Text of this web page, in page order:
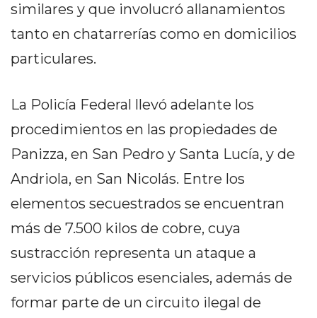
DEL
TAPA
DIA
DIARIO
DEPORTIVO
GRUPO
MEDIOS
INFOPBA
PUBLICITÁ
similares y que involucró allanamientos
tanto en chatarrerías como en domicilios
particulares.
La Policía Federal llevó adelante los
procedimientos en las propiedades de
Panizza, en San Pedro y Santa Lucía, y de
Andriola, en San Nicolás. Entre los
elementos secuestrados se encuentran
más de 7.500 kilos de cobre, cuya
sustracción representa un ataque a
servicios públicos esenciales, además de
formar parte de un circuito ilegal de